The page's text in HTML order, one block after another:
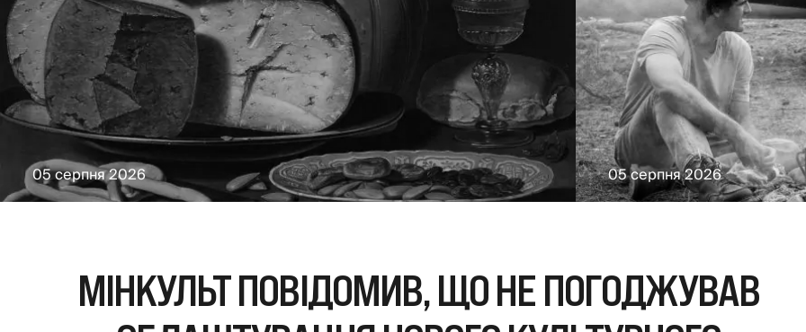
05 серпня 2026 05 серпня 2026
МІНКУЛЬТ ПОВІДОМИВ, ЩО НЕ ПОГОДЖУВАВ